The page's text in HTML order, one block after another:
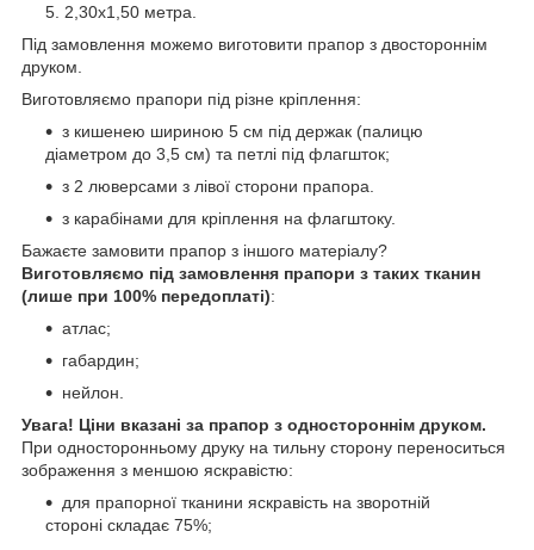
2,30х1,50 метра.
Під замовлення можемо виготовити прапор з двостороннім
друком.
Виготовляємо прапори під різне кріплення:
з кишенею шириною 5 см під держак (палицю
діаметром до 3,5 см) та петлі під флагшток;
з 2 люверсами з лівої сторони прапора.
з карабінами для кріплення на флагштоку.
Бажаєте замовити прапор з іншого матеріалу?
Виготовляємо під замовлення прапори з таких тканин
(лише при 100% передоплаті):
атлас;
габардин;
нейлон.
Увага! Ціни вказані за прапор з одностороннім друком.
При односторонньому друку на тильну сторону переноситься
зображення з меншою яскравістю:
для прапорної тканини яскравість на зворотній
стороні складає 75%;